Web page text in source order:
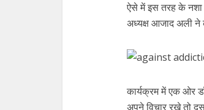
ऐसे में इस तरह के नशा
अध्यक्ष आजाद अली ने
कार्यक्रम में एक ओर
अपने विचार रखे तो